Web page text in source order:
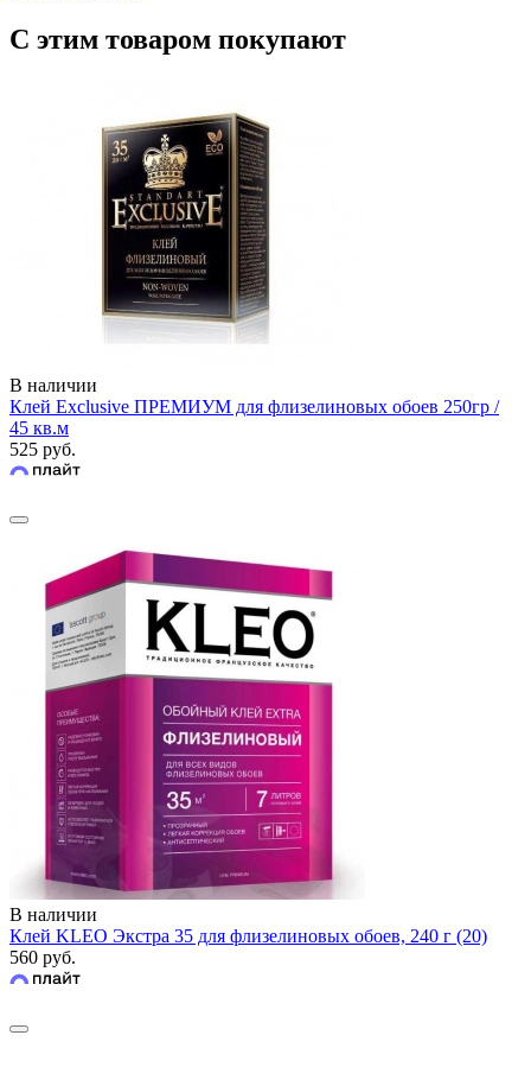
С этим товаром покупают
В наличии
Клей Exclusive ПРЕМИУМ для флизелиновых обоев 250гр /
45 кв.м
525 руб.
В наличии
Клей KLEO Экстра 35 для флизелиновых обоев, 240 г (20)
560 руб.